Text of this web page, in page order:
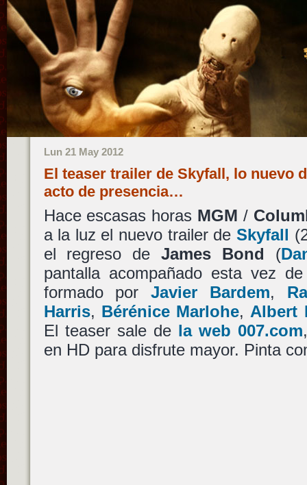
Lun 21 May 2012
El teaser trailer de Skyfall, lo nuevo
acto de presencia…
Hace escasas horas MGM /
a la luz el nuevo trailer de Skyfall
el regreso deJames Bond (
pantalla acompañado esta vez
formado porJavier Bardem,
Harris, Bérénice Marlohe, Albert
El teaser sale de la web 007.com
en HD para disfrute mayor. Pinta